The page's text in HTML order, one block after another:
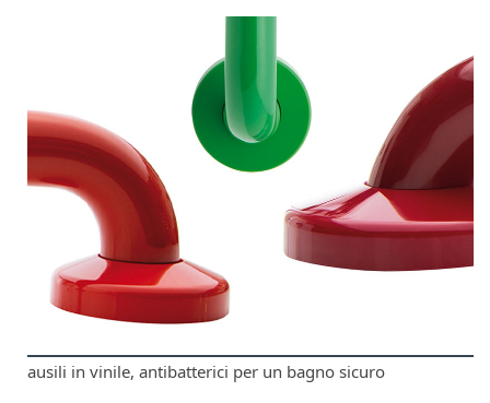
ausili in vinile, antibatterici per un bagno sicuro